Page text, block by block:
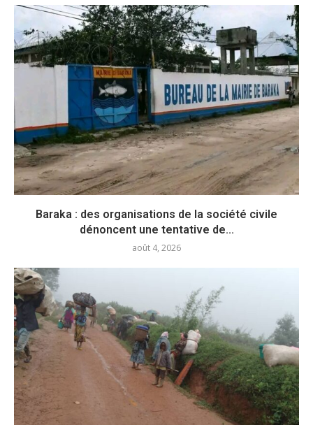
Baraka : des organisations de la société civile
dénoncent une tentative de...
août 4, 2026